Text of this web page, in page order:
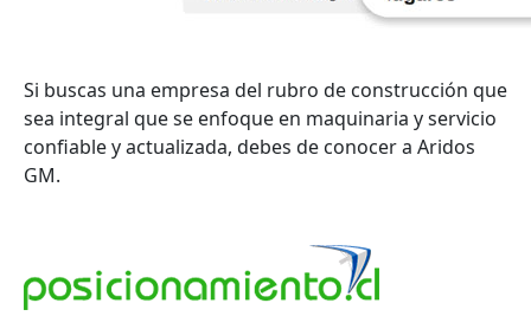
Si buscas una empresa del rubro de construcción que
sea integral que se enfoque en maquinaria y servicio
confiable y actualizada, debes de conocer a Aridos
GM.